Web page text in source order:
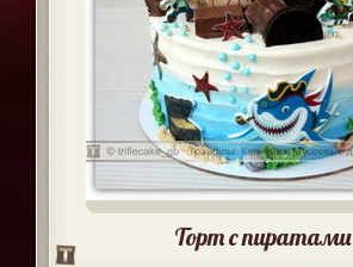
Торт с пиратами